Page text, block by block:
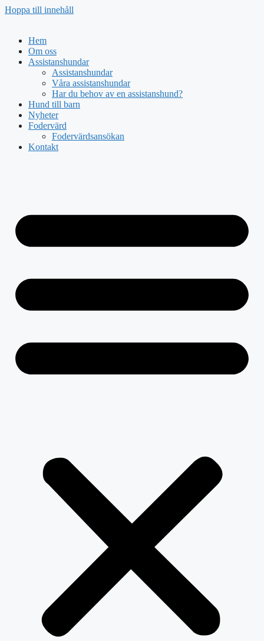
Hoppa till innehåll
Hem
Om oss
Assistanshundar
Assistanshundar
Våra assistanshundar
Har du behov av en assistanshund?
Hund till barn
Nyheter
Fodervärd
Fodervärdsansökan
Kontakt